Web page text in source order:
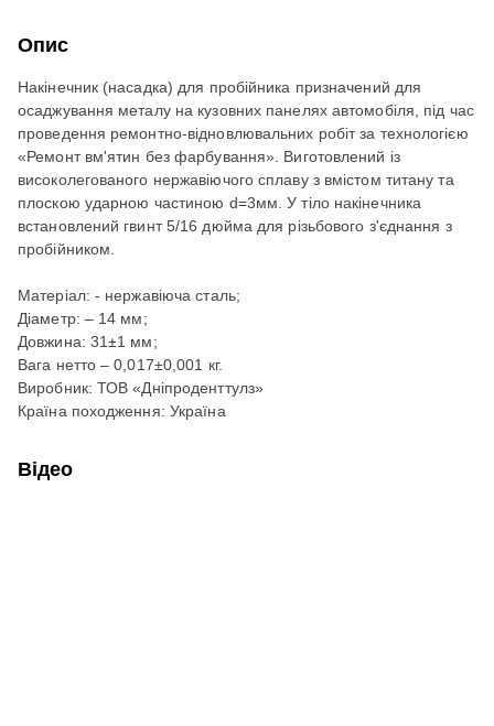
Опис
Накінечник (насадка) для пробійника призначений для
осаджування металу на кузовних панелях автомобіля, під час
проведення ремонтно-відновлювальних робіт за технологією
«Ремонт вм'ятин без фарбування». Виготовлений із
високолегованого нержавіючого сплаву з вмістом титану та
плоскою ударною частиною d=3мм. У тіло накінечника
встановлений гвинт 5/16 дюйма для різьбового з'єднання з
пробійником.
Матеріал: - нержавіюча сталь;
Діаметр: – 14 мм;
Довжина: 31±1 мм;
Вага нетто – 0,017±0,001 кг.
Виробник: ТОВ «Дніпроденттулз»
Країна походження: Україна
Відео